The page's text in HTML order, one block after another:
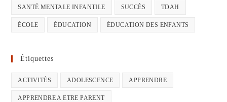
SANTÉ MENTALE INFANTILE SUCCÈS TDAH
ÉCOLE ÉDUCATION ÉDUCATION DES ENFANTS
Étiquettes
ACTIVITÉS ADOLESCENCE APPRENDRE
APPRENDRE A ETRE PARENT